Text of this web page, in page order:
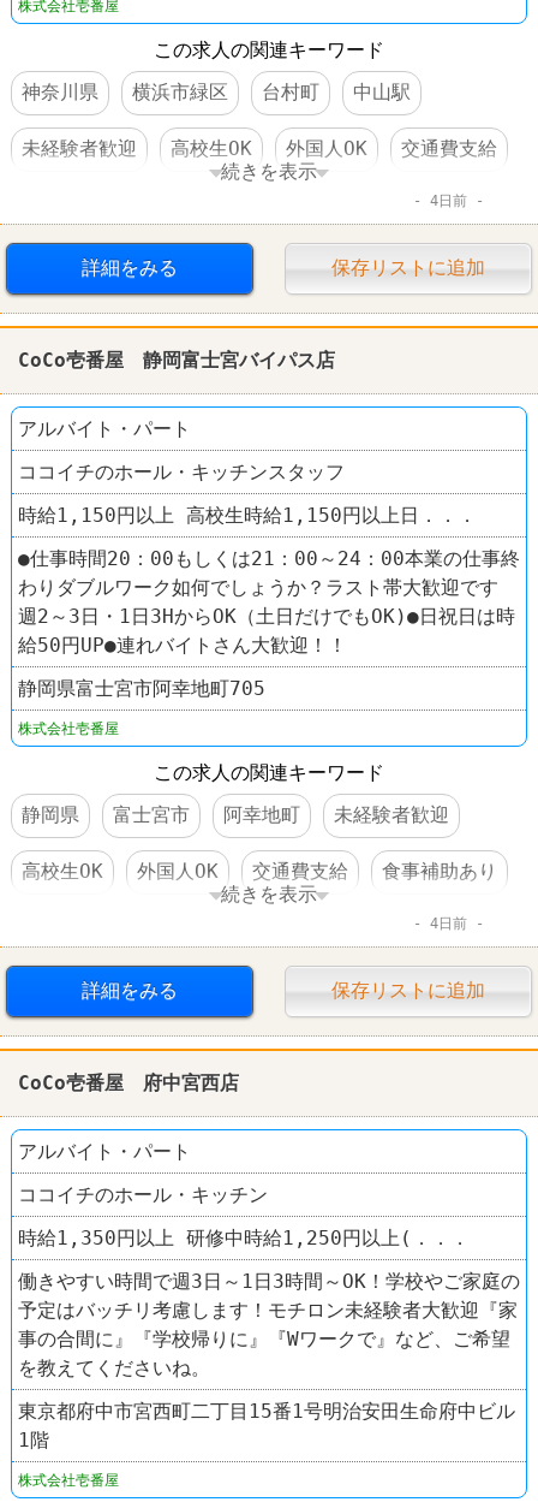
株式会社壱番屋
この求人の関連キーワード
神奈川県
横浜市緑区 台村町 中山駅
未経験者歓迎 高校生OK 外国人OK 交通費支給
ファーストフード CoCo壱番屋
続きを表示
4日前
詳細をみる 保存リストに追加
CoCo壱番屋 静岡富士宮バイパス店
アルバイト・パート
ココイチのホール・キッチンスタッフ
時給1,150円以上 高校生時給1,150円以上日．．．
●仕事時間20：00もしくは21：00～24：00本業の仕事終
わりダブルワーク如何でしょうか？ラスト帯大歓迎です
週2～3日・1日3HからOK（土日だけでもOK)●日祝日は時
給50円UP●連れバイトさん大歓迎！！
静岡県富士宮市阿幸地町705
株式会社壱番屋
この求人の関連キーワード
静岡県
富士宮市 阿幸地町 未経験者歓迎
高校生OK 外国人OK 交通費支給 食事補助あり
ファーストフード
レストラン CoCo壱番屋
続きを表示
4日前
詳細をみる 保存リストに追加
CoCo壱番屋 府中宮西店
アルバイト・パート
ココイチのホール・キッチン
時給1,350円以上 研修中時給1,250円以上(．．．
働きやすい時間で週3日～1日3時間～OK！学校やご家庭の
予定はバッチリ考慮します！モチロン未経験者大歓迎『家
事の合間に』『学校帰りに』『Wワークで』など、ご希望
を教えてくださいね。
東京都府中市宮西町二丁目15番1号明治安田生命府中ビル
1階
株式会社壱番屋